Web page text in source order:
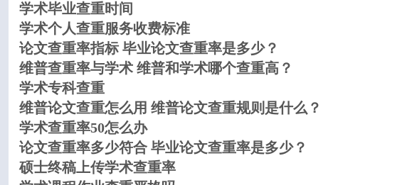
学术毕业查重时间
学术个人查重服务收费标准
论文查重率指标 毕业论文查重率是多少？
维普查重率与学术 维普和学术哪个查重高？
学术专科查重
维普论文查重怎么用 维普论文查重规则是什么？
学术查重率50怎么办
论文查重率多少符合 毕业论文查重率是多少？
硕士终稿上传学术查重率